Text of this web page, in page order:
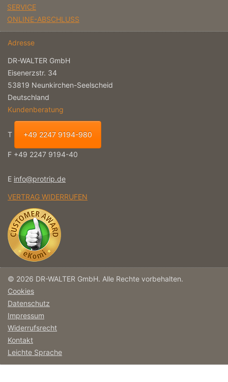
SERVICE
ONLINE-ABSCHLUSS
Adresse
DR-WALTER GmbH
Eisenerzstr. 34
53819 Neunkirchen-Seelscheid
Deutschland
Kundenberatung
T +49 2247 9194-980
F +49 2247 9194-40
E info@protrip.de
VERTRAG WIDERRUFEN
© 2026 DR-WALTER GmbH. Alle Rechte vorbehalten.
Cookies
Datenschutz
Impressum
Widerrufsrecht
Kontakt
Leichte Sprache